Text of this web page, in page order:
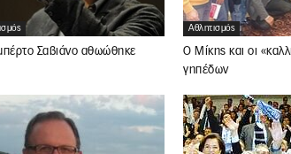
Σαβιάνο αθωώθηκε
Αθλητισμός
Ο Μίκης και οι
γηπέδων